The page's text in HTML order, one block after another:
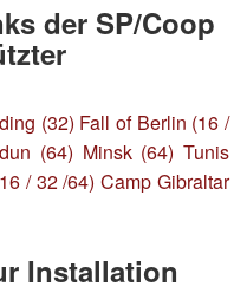
der SP/Coop
(32) Fall of Berlin (16 /
(64) Minsk (64) Tunis
/ 32 /64) Camp Gibraltar
Installation